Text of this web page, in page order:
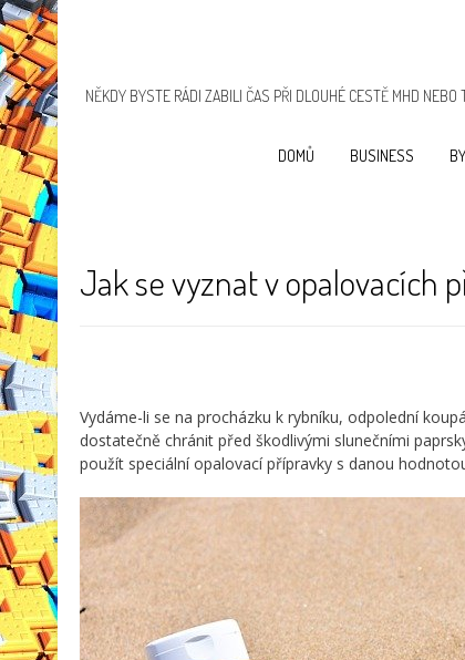
NĚKDY BYSTE RÁDI ZABILI ČAS PŘI DLOUHÉ CESTĚ MHD NEBO
DOMŮ BUSINESS
Jak se vyznat v opalovacích
Vydáme-li se na procházku k rybníku, odpolední
dostatečně chránit před škodlivými slunečními
použít speciální opalovací přípravky s danou